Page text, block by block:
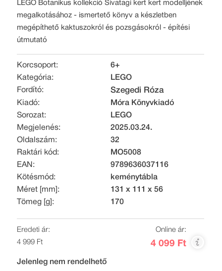
LEGO Botanikus kollekció Sivatagi kert kert modelljének
megalkotásához - ismertető könyv a készletben
megépíthető kaktuszokról és pozsgásokról - építési
útmutató
Korcsoport:
6+
Kategória:
LEGO
Fordító:
Szegedi Róza
Kiadó:
Móra Könyvkiadó
Sorozat:
LEGO
Megjelenés:
2025.03.24.
Oldalszám:
32
Raktári kód:
MO5008
EAN:
9789636037116
Kötésmód:
keménytábla
Méret [mm]:
131 x 111 x 56
Tömeg [g]:
170
Eredeti ár:
4 999 Ft
Online ár:
4 099 Ft
Jelenleg nem rendelhető